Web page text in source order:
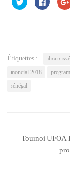
pour
partager
pour
partager
Étiquettes : aliou cissé
mondial 2018
sénégal
Tournoi UFOA